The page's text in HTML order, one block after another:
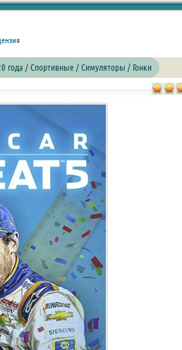
года / Спортивные / Симуляторы / Гонки